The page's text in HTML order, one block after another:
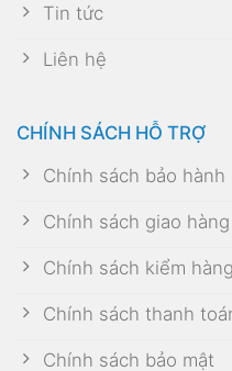
Tin tức
Liên hệ
CHÍNH SÁCH HỖ TRỢ
Chính sách bảo hành
Chính sách giao hàng
Chính sách kiểm
Chính sách thanh
Chính sách bảo mật